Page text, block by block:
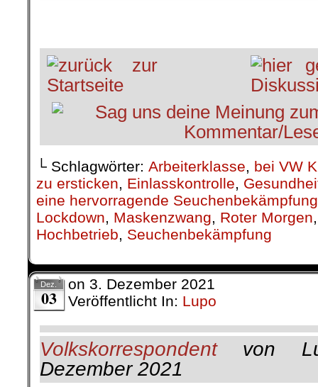
└ Schlagwörter: Arbeiterklasse, bei VW
zu ersticken, Einlasskontrolle,
eine hervorragende Seuchenbekämpfung
Lockdown, Maskenzwang, Roter Morgen
Hochbetrieb, Seuchenbekämpfung
Dez.
03
on 3. Dezember 2021
Veröffentlicht In: Lupo
Volkskorrespondentvon
Dezember 2021